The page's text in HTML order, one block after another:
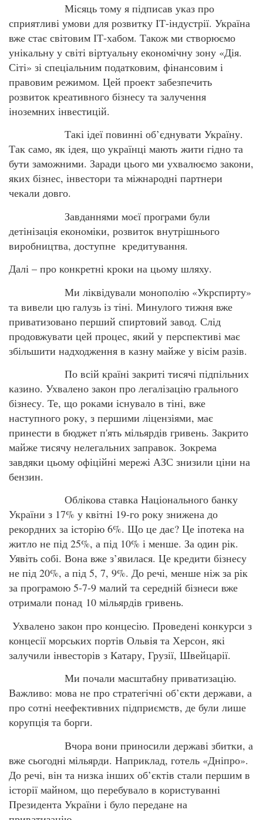
Місяць тому я підписав указ про
сприятливі умови для розвитку ІТ-індустрії. Україна
вже стає світовим ІТ-хабом. Також ми створюємо
унікальну у світі віртуальну економічну зону «Дія.
Сіті» зі спеціальним податковим, фінансовим і
правовим режимом. Цей проект забезпечить
розвиток креативного бізнесу та залучення
іноземних інвестицій.
Такі ідеї повинні об’єднувати Україну.
Так само, як ідея, що українці мають жити гідно та
бути заможними. Заради цього ми ухвалюємо закони,
яких бізнес, інвестори та міжнародні партнери
чекали довго.
Завданнями моєї програми були
детінізація економіки, розвиток внутрішнього
виробництва, доступне кредитування.
Далі – про конкретні кроки на цьому шляху.
Ми ліквідували монополію «Укрспирту»
та вивели цю галузь із тіні. Минулого тижня вже
приватизовано перший спиртовий завод. Слід
продовжувати цей процес, який у перспективі має
збільшити надходження в казну майже у вісім разів.
По всій країні закриті тисячі підпільних
казино. Ухвалено закон про легалізацію грального
бізнесу. Те, що роками існувало в тіні, вже
наступного року, з першими ліцензіями, має
принести в бюджет п'ять мільярдів гривень. Закрито
майже тисячу нелегальних заправок. Зокрема
завдяки цьому офіційні мережі АЗС знизили ціни на
бензин.
Облікова ставка Національного банку
України з 17% у квітні 19-го року знижена до
рекордних за історію 6%. Що це дає? Це іпотека на
житло не під 25%, а під 10% і менше. За один рік.
Уявіть собі. Вона вже з’явилася. Це кредити бізнесу
не під 20%, а під 5, 7, 9%. До речі, менше ніж за рік
за програмою 5-7-9 малий та середній бізнеси вже
отримали понад 10 мільярдів гривень.
Ухвалено закон про концесію. Проведені конкурси з
концесії морських портів Ольвія та Херсон, які
залучили інвесторів з Катару, Грузії, Швейцарії.
Ми почали масштабну приватизацію.
Важливо: мова не про стратегічні об’єкти держави, а
про сотні неефективних підприємств, де були лише
корупція та борги.
Вчора вони приносили державі збитки, а
вже сьогодні мільярди. Наприклад, готель «Дніпро».
До речі, він та низка інших об’єктів стали першим в
історії майном, що перебувало в користуванні
Президента України і було передане на